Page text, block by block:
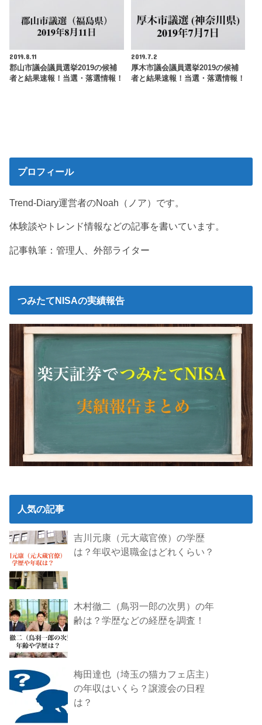
2019.8.11
郡山市議会議員選挙2019の候補
者と結果速報！当選・落選情報！
2019.7.2
厚木市議会議員選挙2019の候補
者と結果速報！当選・落選情報！
プロフィール
Trend-Diary運営者のNoah（ノア）です。
体験談やトレンド情報などの記事を書いています。
記事執筆：管理人、外部ライター
つみたてNISAの実績報告
人気の記事
吉川元康（元大蔵官僚）の学歴
は？年収や退職金はどれくらい？
木村徹二（鳥羽一郎の次男）の年
齢は？学歴などの経歴を調査！
梅田達也（埼玉の猫カフェ店主）
の年収はいくら？譲渡会の日程
は？